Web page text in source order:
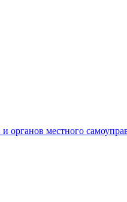
органов местного